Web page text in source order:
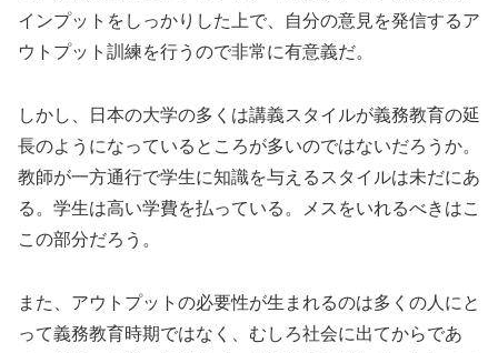
インプットをしっかりした上で、自分の意見を発信するア
ウトプット訓練を行うので非常に有意義だ。
しかし、日本の大学の多くは講義スタイルが義務教育の延
長のようになっているところが多いのではないだろうか。
教師が一方通行で学生に知識を与えるスタイルは未だにあ
る。学生は高い学費を払っている。メスをいれるべきはこ
この部分だろう。
また、アウトプットの必要性が生まれるのは多くの人にと
って義務教育時期ではなく、むしろ社会に出てからであ